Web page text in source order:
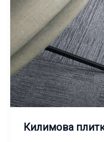
Килимова